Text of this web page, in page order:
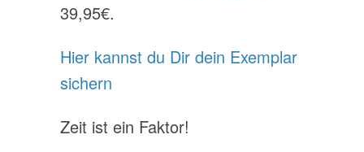
39,95€.
Hier kannst du Dir dein Exemplar
sichern
Zeit ist ein Faktor!